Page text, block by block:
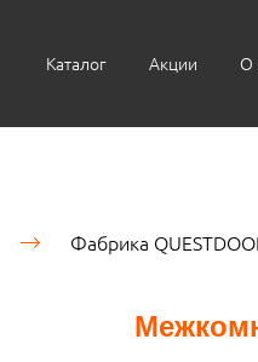
Каталог Акции О
Фабрика